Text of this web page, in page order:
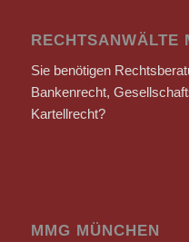
RECHTSANWÄLTE
Sie benötigen
Bankenrecht,
Kartellrecht?
MMG MÜNCHEN